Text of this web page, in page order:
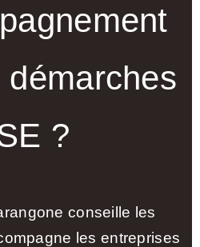
?
conseille les
les entreprises